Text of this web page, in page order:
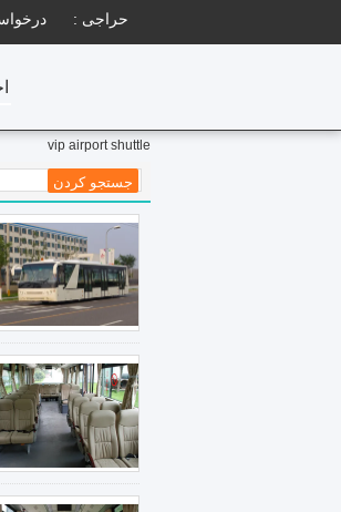
حراجی :
vip airport shuttle